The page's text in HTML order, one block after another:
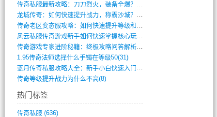
传奇私服最新攻略：刀刀烈火，装备全爆？攻(813)
龙城传奇：如何快速提升战力，称霸沙城？(802)
传奇老区变态服攻略：如何快速提升等级和战(379)
风云私服传奇游戏新手如何快速掌握核心玩法(616)
传奇游戏专家进阶秘籍：终极攻略问答解析(848)
1.95传奇法师选择什么手镯在等级50(31)
蓝月传奇私服攻略大全：新手小白快速入门指(386)
传奇等级提升战力为什么不高(8)
热门标签
传奇私服 (636)